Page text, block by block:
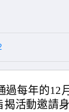
過每年的12
活動邀請